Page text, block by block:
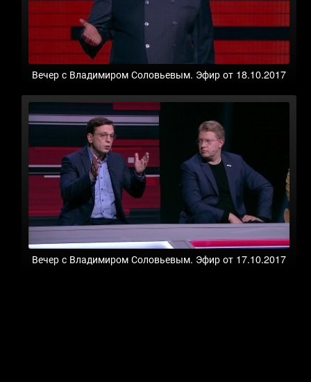
Вечер с Владимиром Соловьевым. Эфир от 18.10.2017
Вечер с Владимиром Соловьевым. Эфир от 17.10.2017